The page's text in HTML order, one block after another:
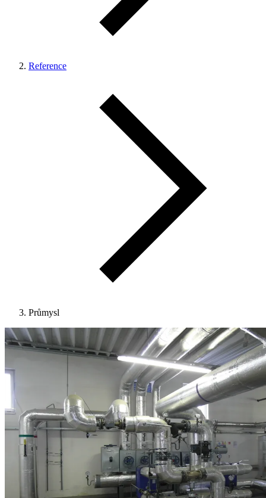
Reference
Průmysl